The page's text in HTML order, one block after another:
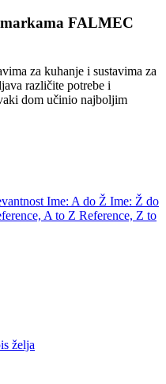
FALMEC
za kuhanje i sustavima za
različite potrebe i
dom učinio najboljim
Ime: A do Ž Ime: Ž do
A to Z Reference, Z to
želja